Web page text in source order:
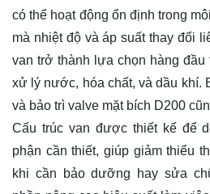
có thể hoạt động ổn định trong
mà nhiệt độ và áp suất thay đổi
van trở thành lựa chọn hàng
xử lý nước, hóa chất, và dầu khí.
và bảo trì valve mặt bích D200
Cấu trúc van được thiết kế để
phận cần thiết, giúp giảm thiểu
khi cần bảo dưỡng hay sửa